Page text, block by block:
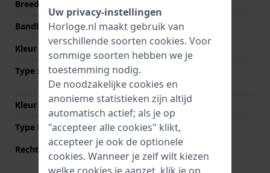
Breedte bandaanzet
Bandbreedte bij sluiting
20 mm
Kleur Band
Zilver
Type sluiting
Vouwsluiting met
drukknoppen
Kleur sluiting
Zilver
Type bevestiging
Bandpennen
Rechte bandaanzet
Ja
Uw privacy-instellingen
Horloge.nl maakt gebruik van
verschillende soorten cookies. Voor
sommige soorten hebben we je
toestemming nodig.
De noodzakelijke cookies en
anonieme statistieken zijn altijd
automatisch actief; als je op
"accepteer alle cookies" klikt,
accepteer je ook de optionele
cookies. Wanneer je zelf wilt kiezen
welke cookies je aanzet, klik je op